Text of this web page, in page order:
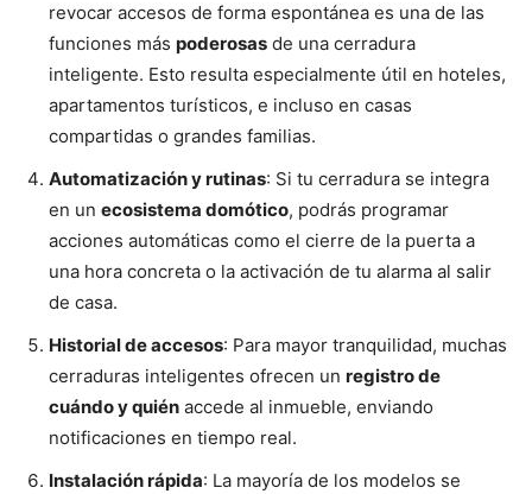
revocar accesos de forma espontánea es una de las
funciones más poderosas de una cerradura
inteligente. Esto resulta especialmente útil en hoteles,
apartamentos turísticos, e incluso en casas
compartidas o grandes familias.
Automatización y rutinas: Si tu cerradura se integra
en un ecosistema domótico, podrás programar
acciones automáticas como el cierre de la puerta a
una hora concreta o la activación de tu alarma al salir
de casa.
Historial de accesos: Para mayor tranquilidad, muchas
cerraduras inteligentes ofrecen un registro de
cuándo y quién accede al inmueble, enviando
notificaciones en tiempo real.
Instalación rápida: La mayoría de los modelos se